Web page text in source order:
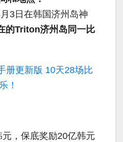
3日在韩国济州岛神
的Triton济州岛同一比
册更新版 10天28场比
！
，保底奖励20亿韩元